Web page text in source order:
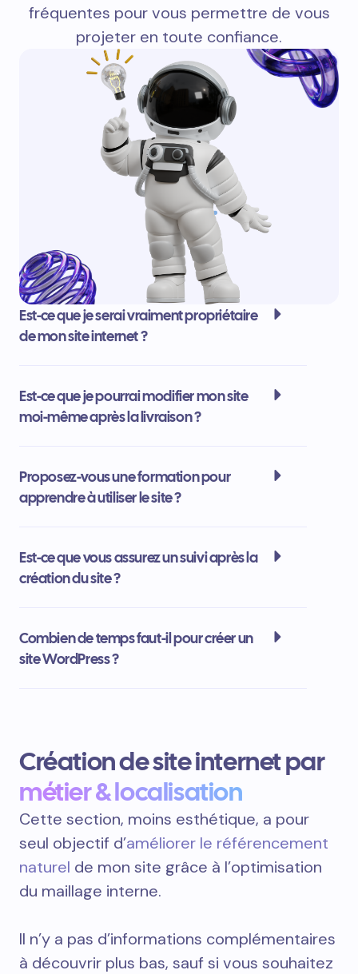
fréquentes pour vous permettre de vous
projeter en toute confiance.
Est-ce que je serai vraiment propriétaire
de mon site internet ?
Est-ce que je pourrai modifier mon site
moi-même après la livraison ?
Proposez-vous une formation pour
apprendre à utiliser le site ?
Est-ce que vous assurez un suivi après la
création du site ?
Combien de temps faut-il pour créer un
site WordPress ?
Création de site internet par
métier & localisation
Cette section, moins esthétique, a pour
seul objectif d’améliorer le référencement
naturel de mon site grâce à l’optimisation
du maillage interne.
Il n’y a pas d’informations complémentaires
à découvrir plus bas, sauf si vous souhaitez